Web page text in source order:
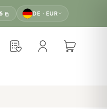
DE · EUR